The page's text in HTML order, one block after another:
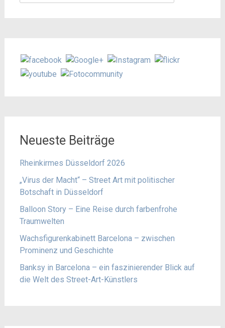
Neueste Beiträge
Rheinkirmes Düsseldorf 2026
„Virus der Macht“ – Street Art mit politischer
Botschaft in Düsseldorf
Balloon Story – Eine Reise durch farbenfrohe
Traumwelten
Wachsfigurenkabinett Barcelona – zwischen
Prominenz und Geschichte
Banksy in Barcelona – ein faszinierender Blick auf
die Welt des Street-Art-Künstlers